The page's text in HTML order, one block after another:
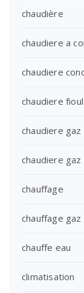
chaudière
chaudiere a
chaudiere
chaudiere fioul
chaudiere gaz
chaudiere
chauffage
chauffage gaz
chauffe eau
climatisation